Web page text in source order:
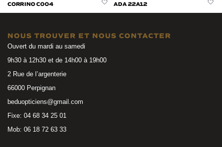
CORRINO C004 ADA 22A12
NOUS TROUVER ET NOUS CONTACTER
Ouvert du mardi au samedi
9h30 à 12h30 et de 14h00 à 19h00
2 Rue de l’argenterie
66000 Perpignan
beduopticiens@gmail.com
Fixe: 04 68 34 25 01
Mob: 06 18 72 63 33